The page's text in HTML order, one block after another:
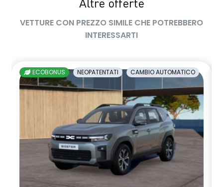
Altre offerte
VETTURE CON PREZZO SIMILE CHE POTREBBERO
INTERESSARTI
ECOBONUS NEOPATENTATI CAMBIO AUTOMATICO